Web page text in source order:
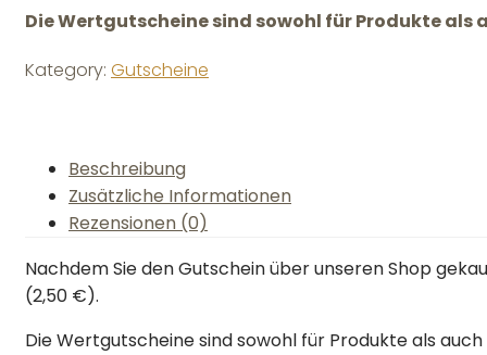
Die Wertgutscheine sind sowohl für Produkte als
Kategory: Gutscheine
Beschreibung
Zusätzliche Informationen
Rezensionen (0)
Nachdem Sie den Gutschein über unseren Shop
(2,50 €).
Die Wertgutscheine sind sowohl für Produkte als